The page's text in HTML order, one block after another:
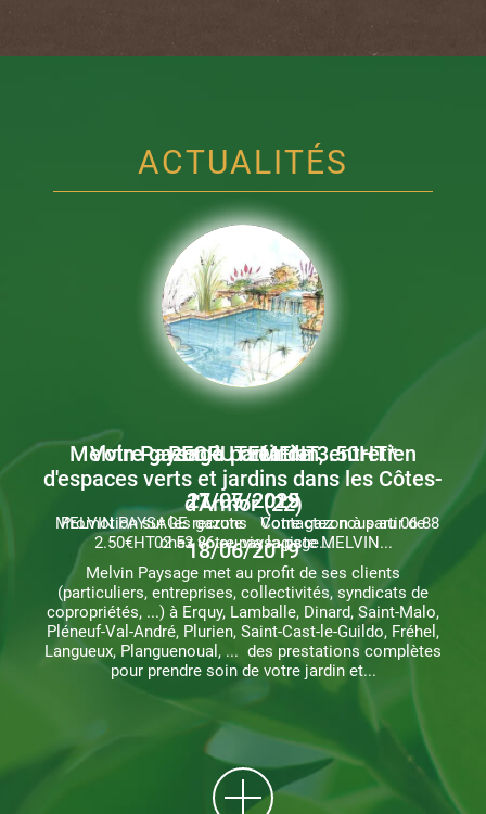
ACTUALITÉS
Melvin Paysage : création, entretien
d'espaces verts et jardins dans les Côtes-
d'Armor (22)
18/06/2019
Melvin Paysage met au profit de ses clients
(particuliers, entreprises, collectivités, syndicats de
copropriétés, ...) à Erquy, Lamballe, Dinard, Saint-Malo,
Pléneuf-Val-André, Plurien, Saint-Cast-le-Guildo, Fréhel,
Langueux, Planguenoual, ... des prestations complètes
pour prendre soin de votre jardin et...
Votre gazon à partir de 3.50HT*
27/05/2025
Promotion sur les gazons Votre gazon à partir de
2.50€HT chez votre paysagiste MELVIN...
RECRUTEMENT
11/07/2019
MELVIN PAYSAGE recrute Contactez nous au 06 88
02 53 86 ou via la page...